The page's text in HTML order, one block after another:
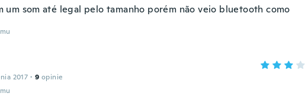
um som até legal pelo tamanho porém não veio bluetooth como
2017 · 9 opinie